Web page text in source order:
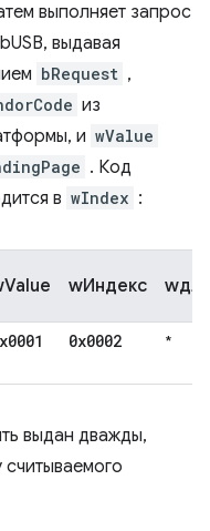
выполняет запрос
выдавая
bRequest ,
из
и wValue
. Код
в wIndex :
wИндекс
0x0002 *
выдан дважды,